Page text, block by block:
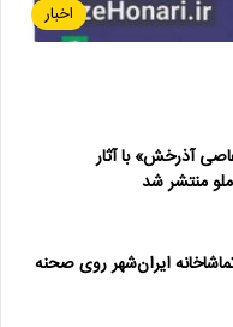
اخبار
آذرخش» با آثار
منتشر شد
ایران‌شهر روی صحنه